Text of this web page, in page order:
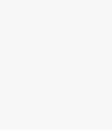
НЛП-Мастер.